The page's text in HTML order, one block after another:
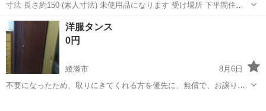
寸法 長さ約150 (素人寸法) 未使用品になります 受け場所 下平間住宅
前バス停付近 ENEOSガソリンスタンド付近 水曜日以外は 平日17時以
降出したら渡せます。
神奈川 川崎市 鹿島田駅
洋服タンス
0円
綾瀬市
8月6日
不要になったため、取りにきてくれる方を優先に、無償で、お譲りし